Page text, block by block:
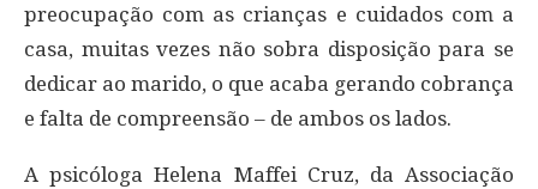
preocupação com as crianças e cuidados com a
casa, muitas vezes não sobra disposição para se
dedicar ao marido, o que acaba gerando cobrança
e falta de compreensão – de ambos os lados.
A psicóloga Helena Maffei Cruz, da Associação